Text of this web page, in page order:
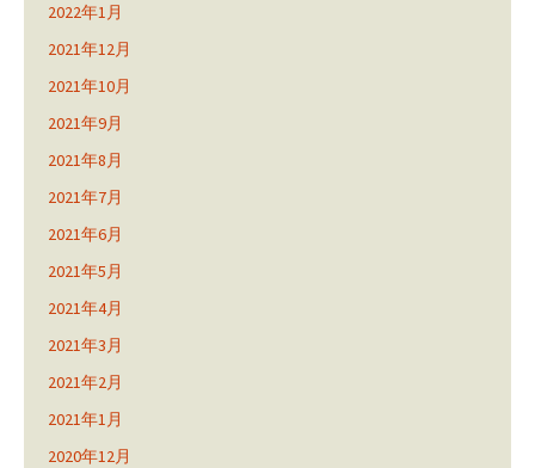
2022年1月
2021年12月
2021年10月
2021年9月
2021年8月
2021年7月
2021年6月
2021年5月
2021年4月
2021年3月
2021年2月
2021年1月
2020年12月